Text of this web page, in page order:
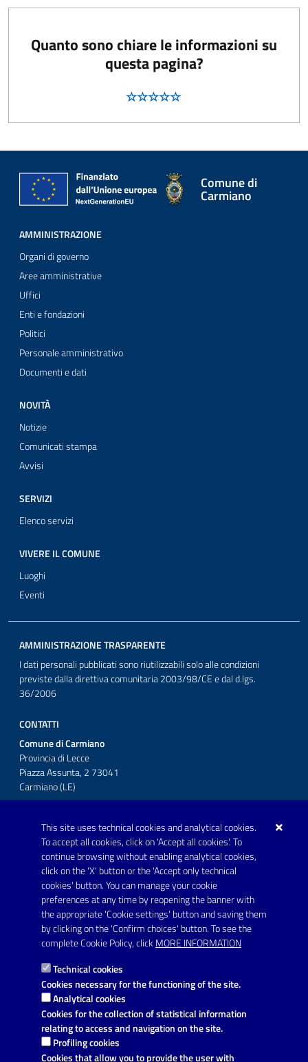
This site uses technical cookies and analytical cookies.
To accept all cookies, click on 'Accept all cookies'. To
continue browsing without enabling analytical cookies,
click on the 'X' button or the 'Accept only technical
cookies' button. You can manage your cookie
preferences at any time by reopening the banner with
the appropriate 'Cookie settings' button and saving them
by clicking on the 'Confirm choices' button. To see the
complete Cookie Policy, click MORE INFORMATION
Technical cookies
Cookies necessary for the functioning of the site.
Analytical cookies
Cookies for the collection of statistical information
relating to access and navigation on the site.
Profiling cookies
Cookies that allow you to provide the user with
Quanto sono chiare le informazioni su
questa pagina?
Comune di
Carmiano
AMMINISTRAZIONE
Organi di governo
Aree amministrative
Uffici
Enti e fondazioni
Politici
Personale amministrativo
Documenti e dati
NOVITÀ
Notizie
Comunicati stampa
Avvisi
SERVIZI
Elenco servizi
VIVERE IL COMUNE
Luoghi
Eventi
AMMINISTRAZIONE TRASPARENTE
I dati personali pubblicati sono riutilizzabili solo alle condizioni
previste dalla direttiva comunitaria 2003/98/CE e dal d.lgs.
36/2006
CONTATTI
Comune di Carmiano
Provincia di Lecce
Piazza Assunta, 2 73041
Carmiano (LE)
Posta Elettronica Certificata:
protocollo.comunecarmiano@pec.rupar.puglia.it
URP - Ufficio Relazioni con il Pubblico
Link utili
Informativa privacy
Dichiarazione di accessibilità
Note legali
Domande frequenti